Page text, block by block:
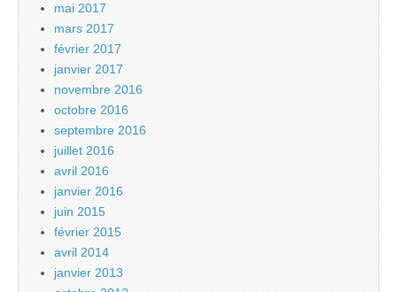
mai 2017
mars 2017
février 2017
janvier 2017
novembre 2016
octobre 2016
septembre 2016
juillet 2016
avril 2016
janvier 2016
juin 2015
février 2015
avril 2014
janvier 2013